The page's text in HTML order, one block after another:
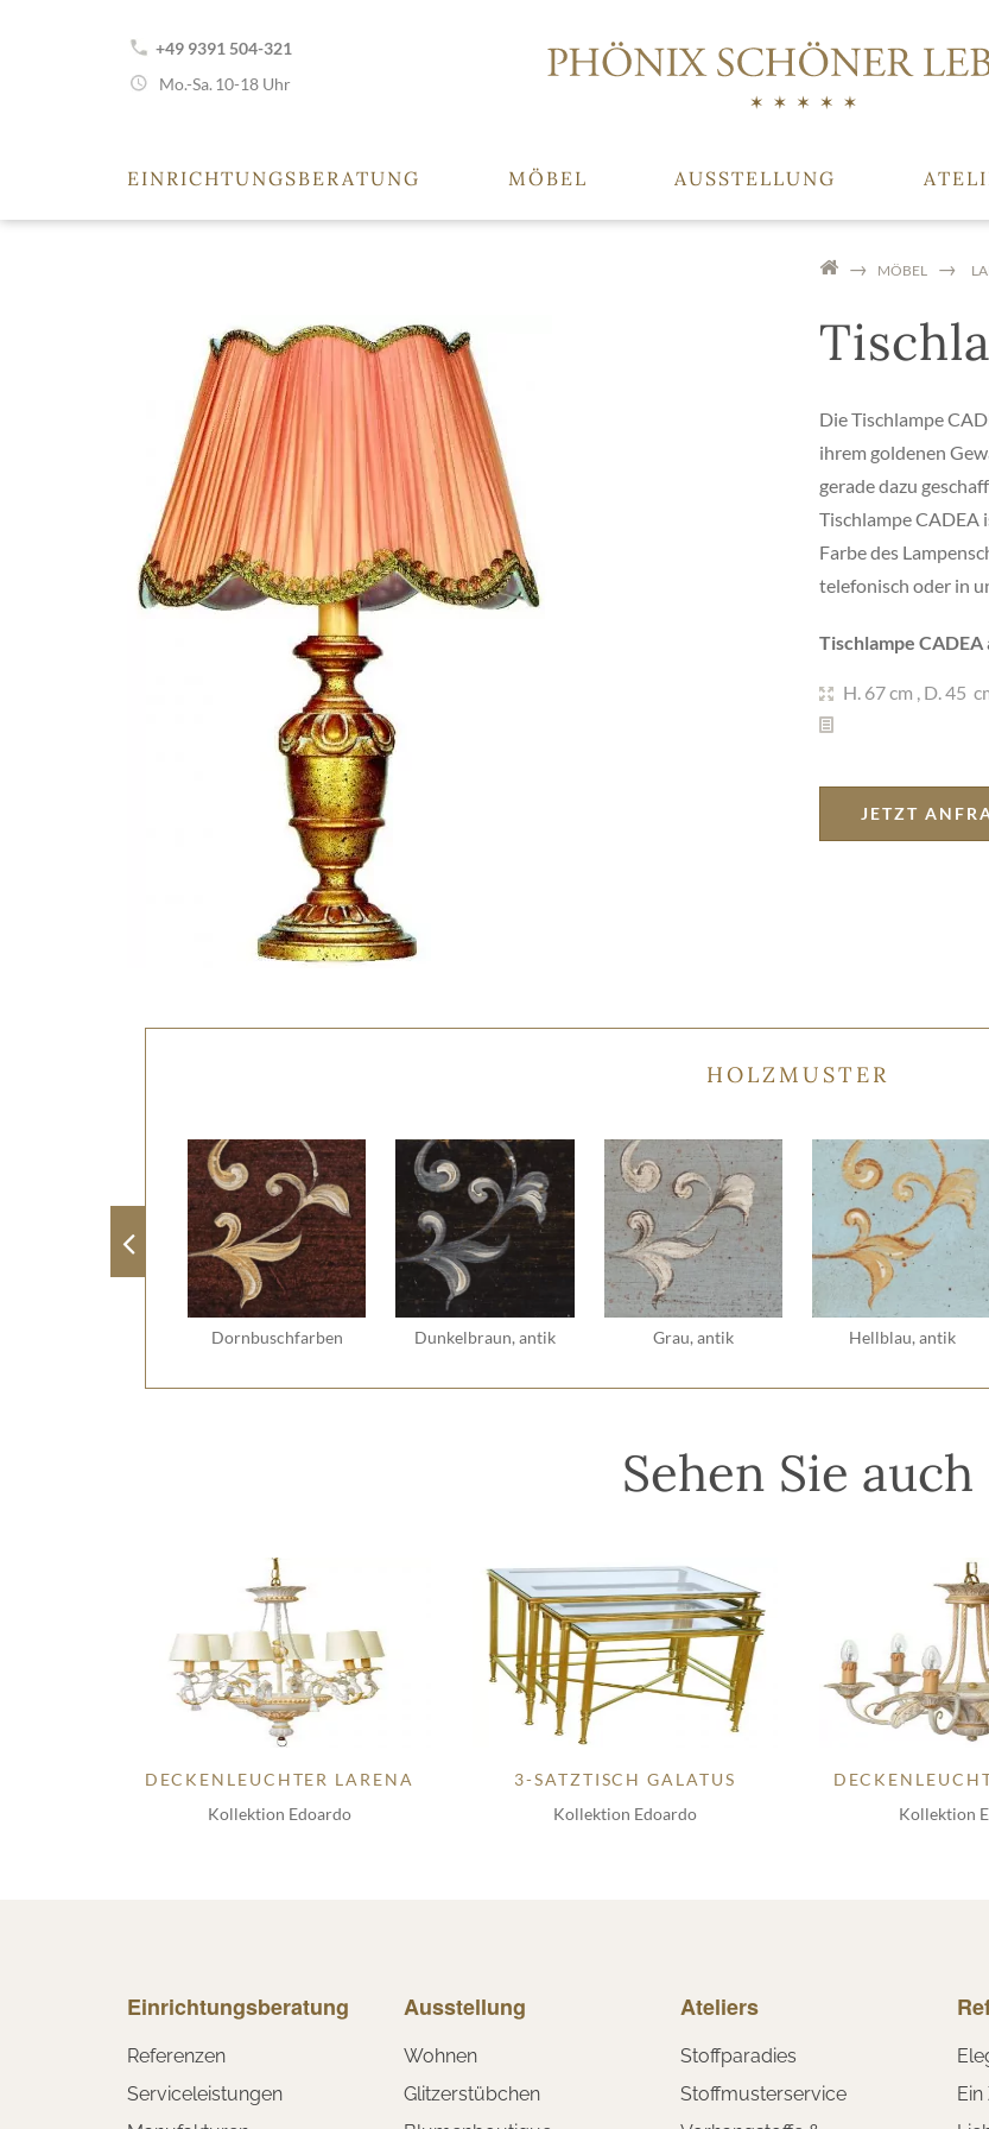
+49 9391 504-321
Mo.-Sa. 10-18 Uhr
EINRICHTUNGSBERATUNG MÖBEL AUSSTELLUNG
MÖBEL
Die Tischlampe
ihrem goldenen
gerade dazu
Tischlampe CADEA
Farbe des
telefonisch oder in
Tischlampe
H. 67 cm , D. 45
JETZT
HOLZMUSTER
Dornbuschfarben Dunkelbraun, antik Grau, antik Hellblau, antik
Sehen Sie auch
DECKENLEUCHTER LARENA
Kollektion Edoardo
3-SATZTISCH GALATUS
Kollektion Edoardo
Kollektion
Einrichtungsberatung
Referenzen
Serviceleistungen
Ausstellung
Wohnen
Glitzerstübchen
Ateliers
Stoffparadies
Stoffmusterservice